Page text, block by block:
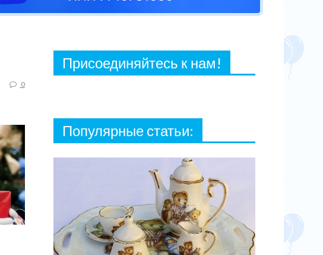
27 ФЕВРАЛЯ, 2021
0
Присоединяйтесь к нам!
Популярные статьи: